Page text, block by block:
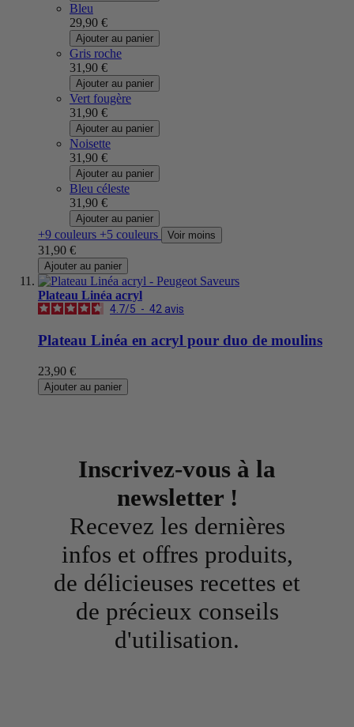
Bleu
29,90 €
Ajouter au panier
Gris roche
31,90 €
Ajouter au panier
Vert fougère
31,90 €
Ajouter au panier
Noisette
31,90 €
Ajouter au panier
Bleu céleste
31,90 €
Ajouter au panier
+9 couleurs +5 couleurs Voir moins
31,90 €
Ajouter au panier
Plateau Linéa acryl
4.7/5 - 42 avis
Plateau Linéa en acryl pour duo de moulins
23,90 €
Ajouter au panier
Inscrivez-vous à la
newsletter !
Recevez les dernières
infos et offres produits,
de délicieuses recettes et
de précieux conseils
d'utilisation.